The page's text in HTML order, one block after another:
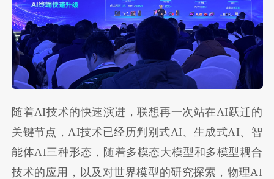
随着AI技术的快速演进，联想再一次站在AI跃迁的
关键节点，AI技术已经历判别式AI、生成式AI、智
能体AI三种形态，随着多模态大模型和多模型耦合
技术的应用，以及对世界模型的研究探索，物理AI